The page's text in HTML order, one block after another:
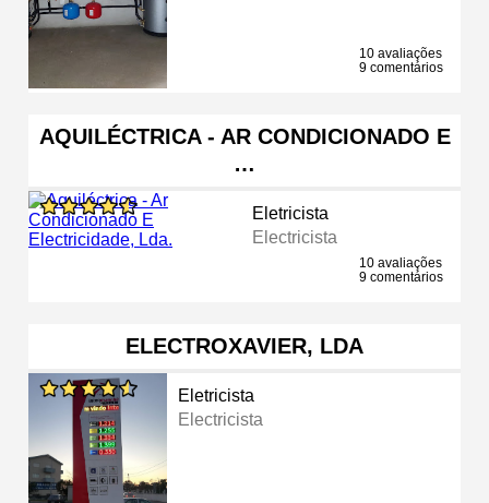
10 avaliações
9 comentários
AQUILÉCTRICA - AR CONDICIONADO E
…
Eletricista
Electricista
10 avaliações
9 comentários
ELECTROXAVIER, LDA
Eletricista
Electricista